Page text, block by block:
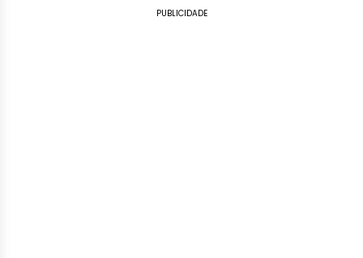
PUBLICIDADE